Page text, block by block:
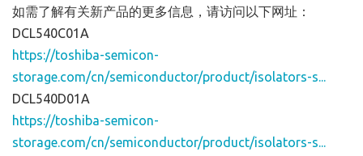
如需了解有关新产品的更多信息，请访问以下网址：
DCL540C01A
https://toshiba-semicon-
storage.com/cn/semiconductor/product/isolators-s...
DCL540D01A
https://toshiba-semicon-
storage.com/cn/semiconductor/product/isolators-s...